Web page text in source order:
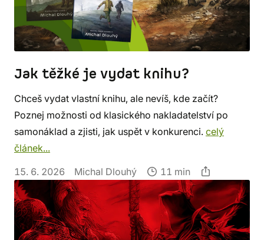
Jak těžké je vydat knihu?
Chceš vydat vlastní knihu, ale nevíš, kde začít?
Poznej možnosti od klasického nakladatelství po
samonáklad a zjisti, jak uspět v konkurenci. celý
článek...
15. 6. 2026
Michal Dlouhý 11 min